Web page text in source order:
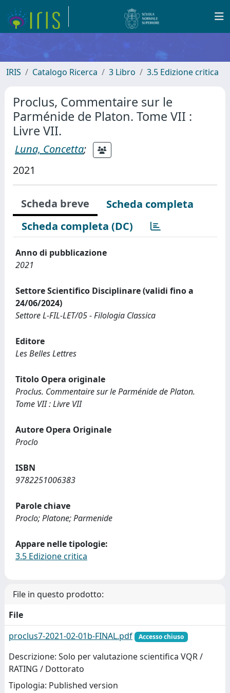
IRIS Catalogo Ricerca 3 Libro 3.5 Edizione critica
Proclus, Commentaire sur le
Parménide de Platon. Tome VII :
Livre VII.
Luna, Concetta;
2021
Scheda breve
Scheda completa
Scheda completa (DC)
Anno di pubblicazione
2021
Settore Scientifico Disciplinare (validi fino a
24/06/2024)
Settore L-FIL-LET/05 - Filologia Classica
Editore
Les Belles Lettres
Titolo Opera originale
Proclus. Commentaire sur le Parménide de Platon.
Tome VII : Livre VII
Autore Opera Originale
Proclo
ISBN
9782251006383
Parole chiave
Proclo; Platone; Parmenide
Appare nelle tipologie:
3.5 Edizione critica
File in questo prodotto:
File
proclus7-2021-02-01b-FINAL.pdf
Accesso chiuso
Descrizione: Solo per valutazione scientifica VQR /
RATING / Dottorato
Tipologia: Published version